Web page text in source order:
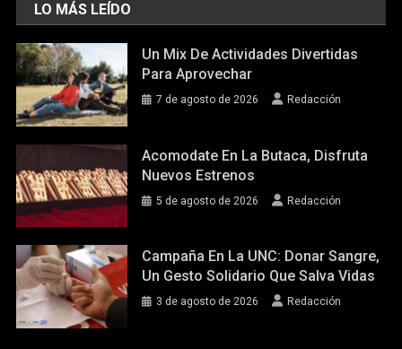
LO MÁS LEÍDO
Un Mix De Actividades Divertidas
Para Aprovechar
7 de agosto de 2026 Redacción
Acomodate En La Butaca, Disfruta
Nuevos Estrenos
5 de agosto de 2026 Redacción
Campaña En La UNC: Donar Sangre,
Un Gesto Solidario Que Salva Vidas
3 de agosto de 2026 Redacción